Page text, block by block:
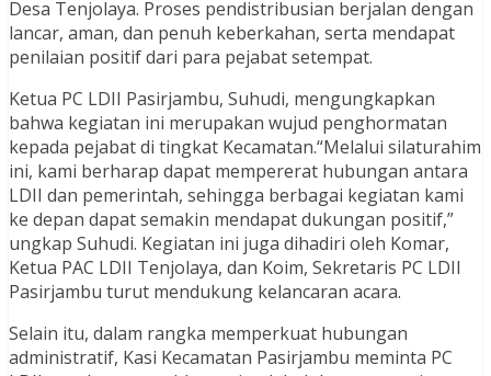
Desa Tenjolaya. Proses pendistribusian berjalan dengan
lancar, aman, dan penuh keberkahan, serta mendapat
penilaian positif dari para pejabat setempat.
Ketua PC LDII Pasirjambu, Suhudi, mengungkapkan
bahwa kegiatan ini merupakan wujud penghormatan
kepada pejabat di tingkat Kecamatan.“Melalui silaturahim
ini, kami berharap dapat mempererat hubungan antara
LDII dan pemerintah, sehingga berbagai kegiatan kami
ke depan dapat semakin mendapat dukungan positif,”
ungkap Suhudi. Kegiatan ini juga dihadiri oleh Komar,
Ketua PAC LDII Tenjolaya, dan Koim, Sekretaris PC LDII
Pasirjambu turut mendukung kelancaran acara.
Selain itu, dalam rangka memperkuat hubungan
administratif, Kasi Kecamatan Pasirjambu meminta PC